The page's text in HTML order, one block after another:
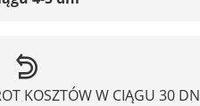
KOSZTÓW W CIĄGU 30